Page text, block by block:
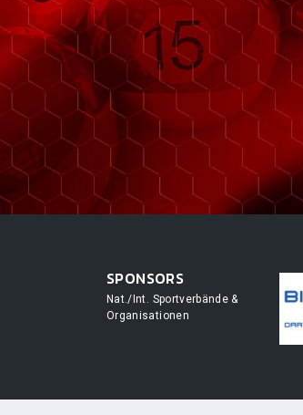
SPONSORS
Nat./Int. Sportverbände &
Organisationen